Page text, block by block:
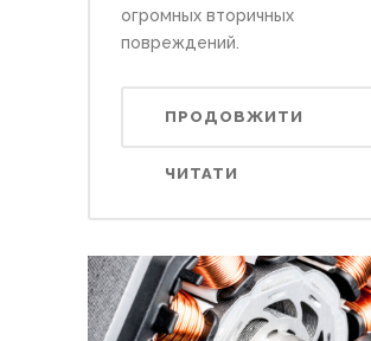
огромных вторичных
повреждений.
ПРОДОВЖИТИ
ЧИТАТИ